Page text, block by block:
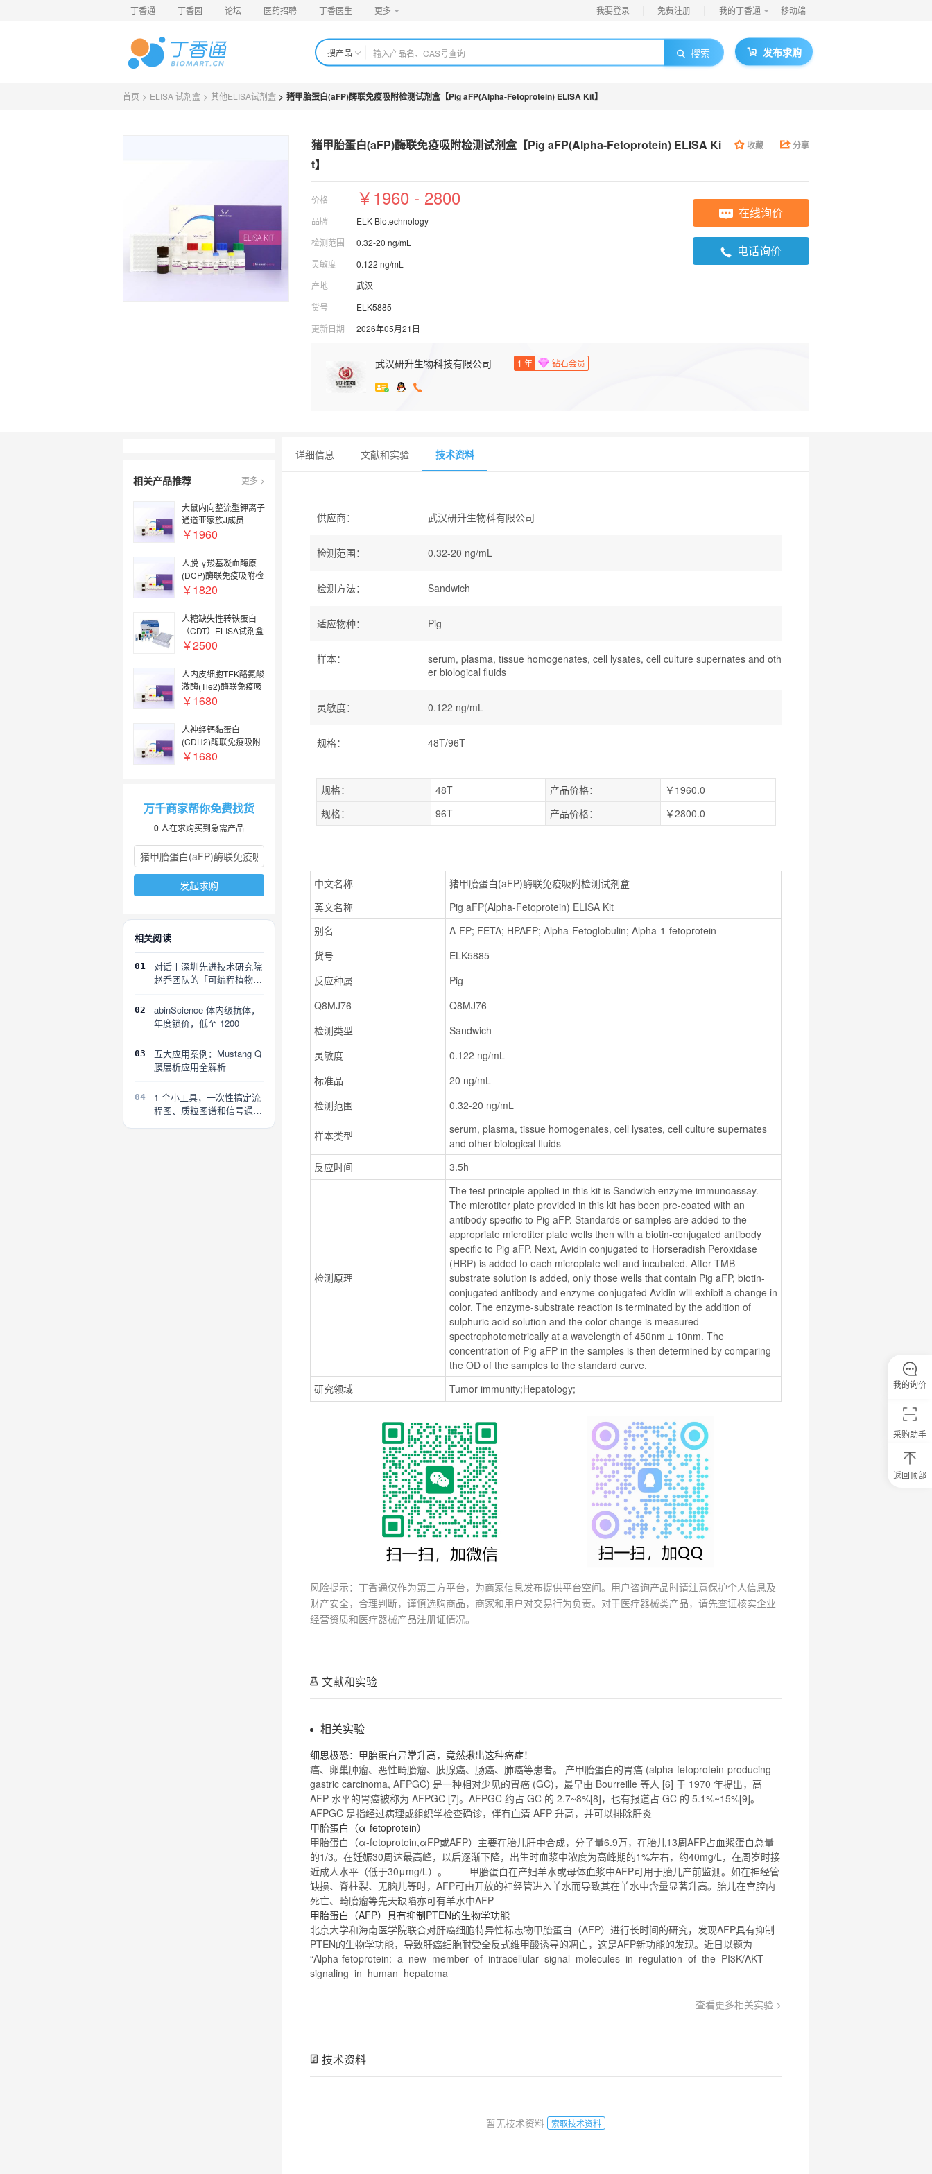
丁香通 丁香园 论坛 医药招聘 丁香医生 更多 我要登录 免费注册 我的丁香通 移动端
搜产品 搜索 发布求购
首页 > ELISA 试剂盒 > 其他ELISA试剂盒 > 猪甲胎蛋白(aFP)酶联免疫吸附检测试剂盒【Pig aFP(Alpha-Fetoprotein) ELISA Kit】
猪甲胎蛋白(aFP)酶联免疫吸附检测试剂盒【Pig aFP(Alpha-Fetoprotein) ELISA Ki
t】
收藏 分享
价格 ￥1960 - 2800
品牌
ELK Biotechnology
检测范围
0.32-20 ng/mL
灵敏度
0.122 ng/mL
产地
武汉
货号
ELK5885
更新日期
2026年05月21日
在线询价
电话询价
武汉研升生物科技有限公司 1 年 钻石会员
相关产品推荐 更多 >
大鼠内向整流型钾离子
通道亚家族J成员
5(KCNJ5)酶联免疫吸
KCNJ5(Potassium
Inwardly Rectifying
Channel Subfamily J,
Member 5) ELISA
￥1960
人脱-γ羧基凝血酶原
(DCP)酶联免疫吸附检
测试剂盒【Human
carboxyprothrombin)
ELISA Kit】
￥1820
人糖缺失性转铁蛋白
（CDT）ELISA试剂盒
【Human
deficient
transferrin,CDT ELISA
Kit】
￥2500
人内皮细胞TEK酪氨酸
激酶(Tie2)酶联免疫吸
附检测试剂盒
Tyrosine Kinase,
Endothelial) ELISA
Kit】
￥1680
人神经钙黏蛋白
(CDH2)酶联免疫吸附
检测试剂盒【Human
￥1680
万千商家帮你免费找货
0 人在求购买到急需产品
发起求购
相关阅读
01
对话丨深圳先进技术研究院
赵乔团队的「可编程植物」
02
abinScience 体内级抗体，
年度锁价，低至 1200
03
五大应用案例：Mustang Q
膜层析应用全解析
04
1 个小工具，一次性搞定流
程图、质粒图谱和信号通路
详细信息 文献和实验 技术资料
供应商： 武汉研升生物科有限公司
检测范围： 0.32-20 ng/mL
检测方法： Sandwich
适应物种： Pig
样本：
serum, plasma, tissue homogenates, cell lysates, cell culture supernates and oth
er biological fluids
灵敏度： 0.122 ng/mL
规格： 48T/96T
规格： 48T 产品价格：
￥1960.0
规格：
96T 产品价格： ￥2800.0
中文名称
猪甲胎蛋白(aFP)酶联免疫吸附检测试剂盒
英文名称
Pig aFP(Alpha-Fetoprotein) ELISA Kit
别名
A-FP; FETA; HPAFP; Alpha-Fetoglobulin; Alpha-1-fetoprotein
货号
ELK5885
反应种属
Pig
Q8MJ76
Q8MJ76
检测类型
Sandwich
灵敏度
0.122 ng/mL
标准品
20 ng/mL
检测范围
0.32-20 ng/mL
样本类型
serum, plasma, tissue homogenates, cell lysates, cell culture supernates
and other biological fluids
反应时间
3.5h
检测原理
The test principle applied in this kit is Sandwich enzyme immunoassay.
The microtiter plate provided in this kit has been pre-coated with an
antibody specific to Pig aFP. Standards or samples are added to the
appropriate microtiter plate wells then with a biotin-conjugated antibody
specific to Pig aFP. Next, Avidin conjugated to Horseradish Peroxidase
(HRP) is added to each microplate well and incubated. After TMB
substrate solution is added, only those wells that contain Pig aFP, biotin-
conjugated antibody and enzyme-conjugated Avidin will exhibit a change in
color. The enzyme-substrate reaction is terminated by the addition of
sulphuric acid solution and the color change is measured
spectrophotometrically at a wavelength of 450nm ± 10nm. The
concentration of Pig aFP in the samples is then determined by comparing
the OD of the samples to the standard curve.
研究领域
Tumor immunity;Hepatology;
风险提示：丁香通仅作为第三方平台，为商家信息发布提供平台空间。用户咨询产品时请注意保护个人信息及
财产安全，合理判断，谨慎选购商品，商家和用户对交易行为负责。对于医疗器械类产品，请先查证核实企业
经营资质和医疗器械产品注册证情况。
文献和实验
相关实验
细思极恐： 甲胎蛋白异常升高，竟然揪出这种癌症！
癌、卵巢肿瘤、恶性畸胎瘤、胰腺癌、肠癌、肺癌等患者。 产甲胎蛋白的胃癌 (alpha-fetoprotein-producing
gastric carcinoma, AFPGC) 是一种相对少见的胃癌 (GC)，最早由 Bourreille 等人 [6] 于 1970 年提出，高
AFP 水平的胃癌被称为 AFPGC [7]。AFPGC 约占 GC 的 2.7~8%[8]，也有报道占 GC 的 5.1%~15%[9]。
AFPGC 是指经过病理或组织学检查确诊，伴有血清 AFP 升高，并可以排除肝炎
甲胎蛋白 （α-fetoprotein）
甲胎蛋白 （α-fetoprotein,αFP或AFP）主要在胎儿肝中合成，分子量6.9万，在胎儿13周AFP占血浆蛋白总量
的1/3。在妊娠30周达最高峰，以后逐渐下降，出生时血浆中浓度为高峰期的1%左右，约40mg/L，在周岁时接
近成人水平（低于30μmg/L）。 甲胎蛋白在产妇羊水或母体血浆中AFP可用于胎儿产前监测。如在神经管
缺损、脊柱裂、无脑儿等时， AFP可由开放的神经管进入羊水而导致其在羊水中含量显著升高。胎儿在宫腔内
死亡、畸胎瘤等先天缺陷亦可有羊水中AFP
甲胎蛋白 （AFP）具有抑制PTEN的生物学功能
北京大学和海南医学院联合对肝癌细胞特异性标志物甲胎蛋白 （AFP）进行长时间的研究，发现AFP具有抑制
PTEN的生物学功能，导致肝癌细胞耐受全反式维甲酸诱导的凋亡，这是AFP新功能的发现。近日以题为
“Alpha-fetoprotein: a new member of intracellular signal molecules in regulation of the PI3K/AKT
signaling in human hepatoma
查看更多相关实验 >
技术资料
暂无技术资料 索取技术资料
采购助手
返回顶部
我的询价